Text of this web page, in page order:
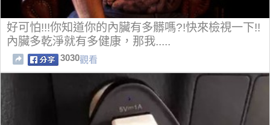
好可怕!!!你知道你的內臟有多髒嗎?!快來檢視一下!!
內臟多乾淨就有多健康，那我.....
3030觀看